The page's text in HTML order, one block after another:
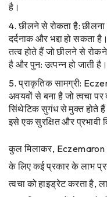
है।
छीलने से रोकता है:
दर्दनाक और भद्दा हो सकता
तत्व होते हैं जो छीलने से
है और पुन: उत्पन्न हो जाती है।
प्राकृतिक सामग्री:
अवयवों से बना है जो त्वचा
सिंथेटिक सुगंध से मुक्त होते
इसे एक सुरक्षित और प्रभावी
कुल मिलाकर, Eczemaron
के लिए कई प्रकार के लाभ
त्वचा को हाइड्रेट करता है,